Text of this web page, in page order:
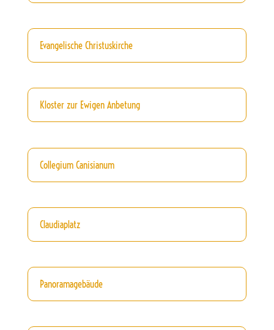
Evangelische Christuskirche
Kloster zur Ewigen Anbetung
Collegium Canisianum
Claudiaplatz
Panoramagebäude